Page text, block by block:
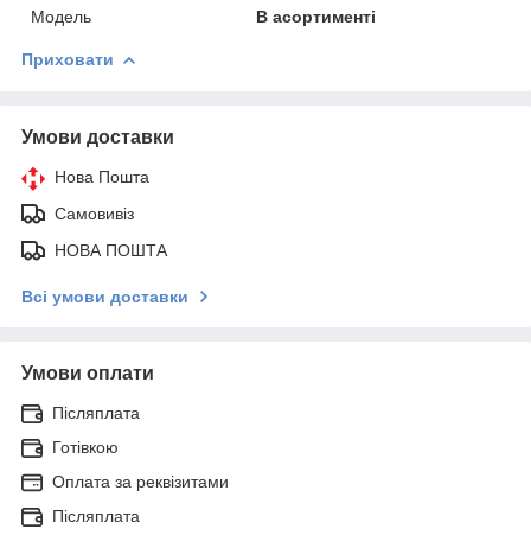
Модель
В асортименті
Приховати
Умови доставки
Нова Пошта
Самовивіз
НОВА ПОШТА
Всі умови доставки
Умови оплати
Післяплата
Готівкою
Оплата за реквізитами
Післяплата